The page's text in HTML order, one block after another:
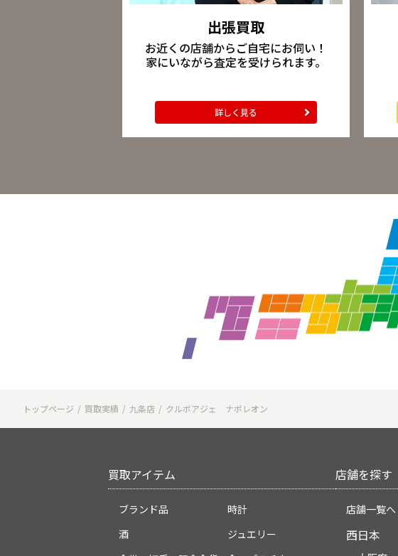
出張買取
お近くの店舗からご自宅にお伺い！
家にいながら査定を受けられます。
詳しく見る
トップページ 買取実績 九条店 クルボアジェ ナポレオン
買取アイテム
ブランド品
時計
酒
ジュエリー
店舗を探す
店舗一覧へ
西日本